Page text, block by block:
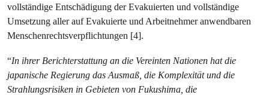
vollständige Entschädigung der Evakuierten und vollständige
Umsetzung aller auf Evakuierte und Arbeitnehmer anwendbaren
Menschenrechtsverpflichtungen [4].
“​In ihrer Berichterstattung an die Vereinten Nationen hat die
japanische Regierung das Ausmaß, die Komplexität und die
Strahlungsrisiken in Gebieten von Fukushima, die